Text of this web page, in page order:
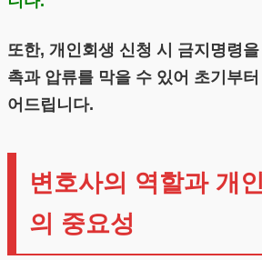
또한, 개인회생 신청 시 금지명령
촉과 압류를 막을 수 있어 초기부
어드립니다.
변호사의 역할과 개
의 중요성